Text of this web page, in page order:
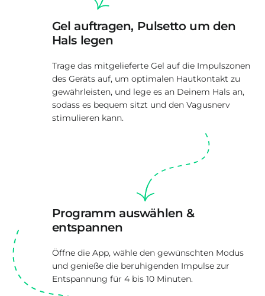
Gel auftragen, Pulsetto um den
Hals legen
Trage das mitgelieferte Gel auf die Impulszonen
des Geräts auf, um optimalen Hautkontakt zu
gewährleisten, und lege es an Deinem Hals an,
sodass es bequem sitzt und den Vagusnerv
stimulieren kann.
Programm auswählen &
entspannen
Öffne die App, wähle den gewünschten Modus
und genieße die beruhigenden Impulse zur
Entspannung für 4 bis 10 Minuten.